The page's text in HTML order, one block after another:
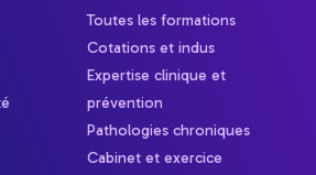
Toutes les formations
Cotations et indus
Expertise clinique et
prévention
Pathologies chroniques
Cabinet et exercice